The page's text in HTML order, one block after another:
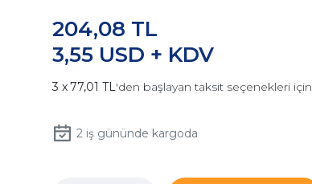
3,55 USD + KDV
204,08 TL
77,01 TL'den başlayan taksit seçenekleri için
2iş gününde kargoda